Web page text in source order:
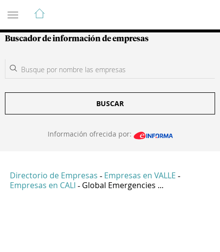
Guía de Empresas Colombianas
Buscador de información de empresas
BUSCAR
Información ofrecida por:
Directorio de Empresas - Empresas en VALLE -
Empresas en CALI - Global Emergencies ...